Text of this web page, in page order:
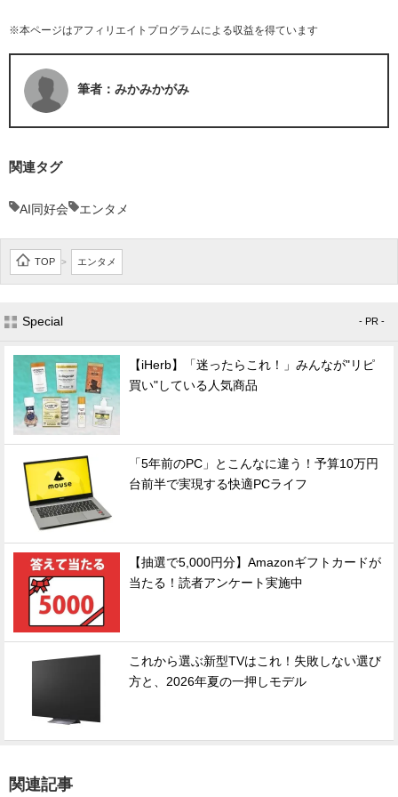
※本ページはアフィリエイトプログラムによる収益を得ています
筆者：みかみかがみ
関連タグ
AI同好会 エンタメ
TOP > エンタメ
Special - PR -
【iHerb】「迷ったらこれ！」みんなが"リピ
買い"している人気商品
「5年前のPC」とこんなに違う！予算10万円
台前半で実現する快適PCライフ
【抽選で5,000円分】Amazonギフトカードが
当たる！読者アンケート実施中
これから選ぶ新型TVはこれ！失敗しない選び
方と、2026年夏の一押しモデル
関連記事